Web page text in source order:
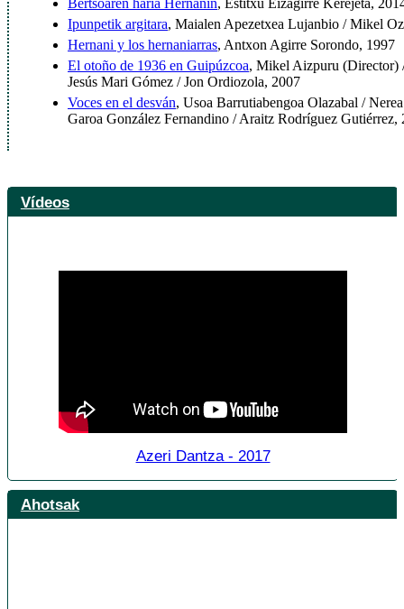
Bertsoaren haria Hernanin, Estitxu Eizagirre Kerejeta,
Ipunpetik argitara, Maialen Apezetxea Lujanbio / Mikel
Hernani y los hernaniarras, Antxon Agirre Sorondo, 1997
El otoño de 1936 en Guipúzcoa, Mikel Aizpuru (Director)
Jesús Mari Gómez / Jon Ordiozola, 2007
Voces en el desván, Usoa Barrutiabengoa Olazabal /
Garoa González Fernandino / Araitz Rodríguez Gutiérrez,
Vídeos
Azeri Dantza - 2017
Ahotsak